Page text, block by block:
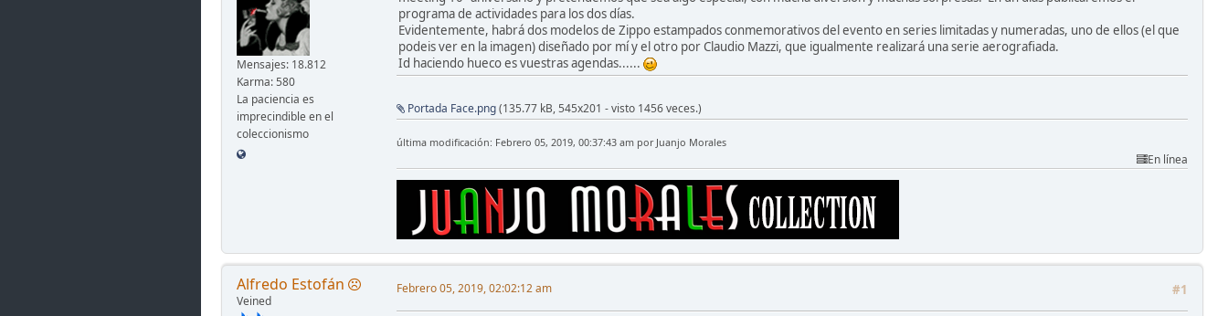
Mensajes: 18.812
Karma: 580
La paciencia es
imprecindible en el
coleccionismo
programa de actividades para los dos días.
Evidentemente, habrá dos modelos de Zippo estampados conmemorativos del evento en series limitadas y numeradas, uno de ellos (el que
podeis ver en la imagen) diseñado por mí y el otro por Claudio Mazzi, que igualmente realizará una serie aerografiada.
Id haciendo hueco es vuestras agendas......
Portada Face.png(135.77 kB, 545x201 - visto 1456 veces.)
última modificación: Febrero 05, 2019, 00:37:43 am por Juanjo Morales
En línea
Alfredo Estofán
Veined
#1
Febrero 05, 2019, 02:02:12 am